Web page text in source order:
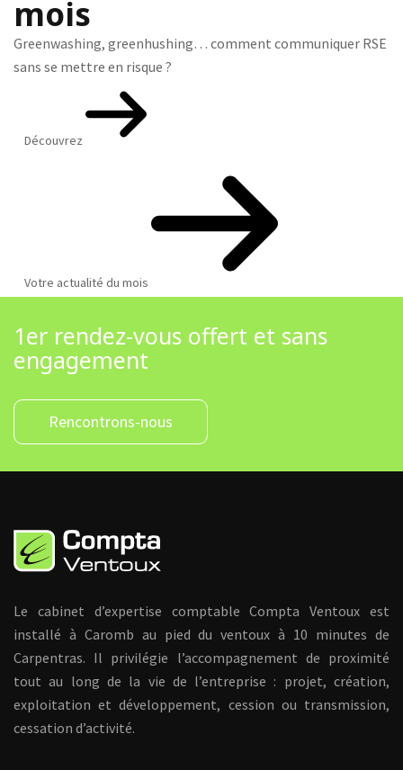
mois
Greenwashing, greenhushing… comment communiquer RSE
sans se mettre en risque ?
Découvrez
Votre actualité du mois
1er rendez-vous offert et sans
engagement
Rencontrons-nous
Le cabinet d’expertise comptable Compta Ventoux est
installé à Caromb au pied du ventoux à 10 minutes de
Carpentras. Il privilégie l’accompagnement de proximité
tout au long de la vie de l’entreprise : projet, création,
exploitation et développement, cession ou transmission,
cessation d’activité.